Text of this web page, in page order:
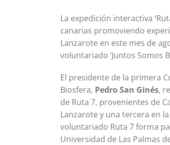
La expedición interactiva
canarias promoviendo
Lanzarote en este mes de
voluntariado ‘Juntos Somos
El presidente de la primera
Biosfera, Pedro San Ginés,
de Ruta 7, provenientes de
Lanzarote y una tercera en
voluntariado Ruta 7 forma
Universidad de Las Palmas